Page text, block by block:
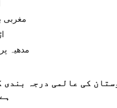
مغربی
مدھیہ
کی عالمی درجہ بندی
ہے؟